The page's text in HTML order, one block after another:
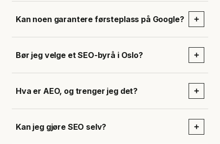
Kan noen garantere førsteplass på Google? +
Bør jeg velge et SEO-byrå i Oslo? +
Hva er AEO, og trenger jeg det? +
Kan jeg gjøre SEO selv? +